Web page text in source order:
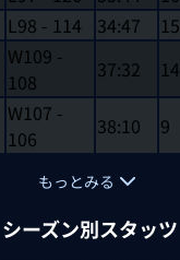
L98 - 114 34:47 15
W109 -
108
37:32 14
W107 -
106
38:10 9
もっとみる
シーズン別スタッツ